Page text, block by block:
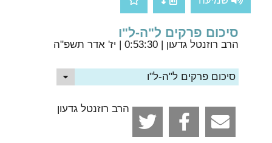
סיכום פרקים ל"ה-ל"ו
הרב רוזנטל גדעון
סיכום פרקים ל"ה-ל"ו
הרב רוזנטל גדעון